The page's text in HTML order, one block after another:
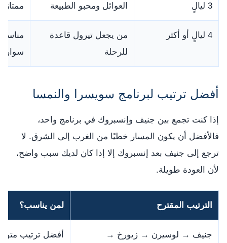
3 ليالٍ العوائل ومحبو الطبيعة
4 ليالٍ أو أكثر
من يجعل تيرول قاعدة
للرحلة
أفضل ترتيب لبرنامج سويسرا والنمسا
إذا كنت تجمع بين جنيف وإنسبروك في برنامج واحد،
فالأفضل أن يكون المسار خطيًا من الغرب إلى الشرق. لا
ترجع إلى جنيف بعد إنسبروك إلا إذا كان لديك سبب واضح،
لأن العودة طويلة.
الترتيب المقترح لمن يناسب؟
جنيف → لوسيرن → زيورخ →
أفضل ترتيب